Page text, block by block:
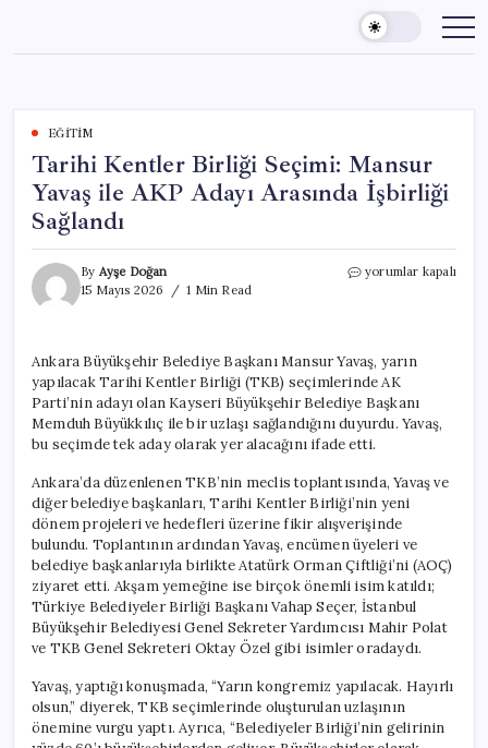
content
EĞITIM
Tarihi Kentler Birliği Seçimi: Mansur
Yavaş ile AKP Adayı Arasında İşbirliği
Sağlandı
By Ayşe Doğan
15 Mayıs 2026
1 Min Read
Tarihi
Yavaş
ile
AKP
Adayı
Arasında
Sağlandı
için
yorumlar kapalı
Ankara Büyükşehir Belediye Başkanı Mansur Yavaş, yarın
yapılacak Tarihi Kentler Birliği (TKB) seçimlerinde AK
Parti’nin adayı olan Kayseri Büyükşehir Belediye Başkanı
Memduh Büyükkılıç ile bir uzlaşı sağlandığını duyurdu. Yavaş,
bu seçimde tek aday olarak yer alacağını ifade etti.
Ankara’da düzenlenen TKB’nin meclis toplantısında, Yavaş ve
diğer belediye başkanları, Tarihi Kentler Birliği’nin yeni
dönem projeleri ve hedefleri üzerine fikir alışverişinde
bulundu. Toplantının ardından Yavaş, encümen üyeleri ve
belediye başkanlarıyla birlikte Atatürk Orman Çiftliği’ni (AOÇ)
ziyaret etti. Akşam yemeğine ise birçok önemli isim katıldı;
Türkiye Belediyeler Birliği Başkanı Vahap Seçer, İstanbul
Büyükşehir Belediyesi Genel Sekreter Yardımcısı Mahir Polat
ve TKB Genel Sekreteri Oktay Özel gibi isimler oradaydı.
Yavaş, yaptığı konuşmada, “Yarın kongremiz yapılacak. Hayırlı
olsun,” diyerek, TKB seçimlerinde oluşturulan uzlaşının
önemine vurgu yaptı. Ayrıca, “Belediyeler Birliği’nin gelirinin